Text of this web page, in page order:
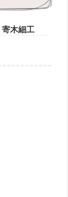
寄木細工